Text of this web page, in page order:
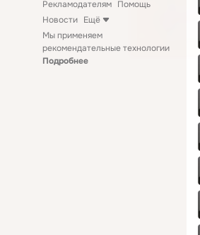
Рекламодателям Помощь
Новости Ещё
Мы применяем
рекомендательные технологии
Подробнее